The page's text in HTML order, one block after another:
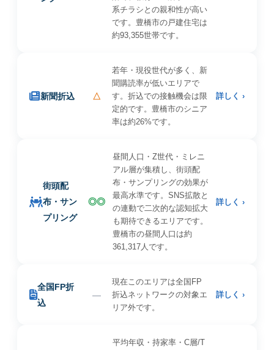
系チラシとの親和性が高い
です。豊橋市の戸建住宅は
約93,355世帯です。
新聞折込 △
若年・現役世代が多く、新
聞購読率が低いエリアで
す。折込での接触機会は限
定的です。豊橋市のシニア
率は約26%です。
詳しく ›
街頭配
布・サン
プリング
◎◎
昼間人口・Z世代・ミレニ
アル層が集積し、街頭配
布・サンプリングの効果が
最高水準です。SNS拡散と
の連動で二次的な認知拡大
も期待できるエリアです。
豊橋市の昼間人口は約
361,317人です。
詳しく ›
全国FP折
込
—
現在このエリアは全国FP
折込ネットワークの対象エ
リア外です。
詳しく ›
平均年収・持家率・C層/T